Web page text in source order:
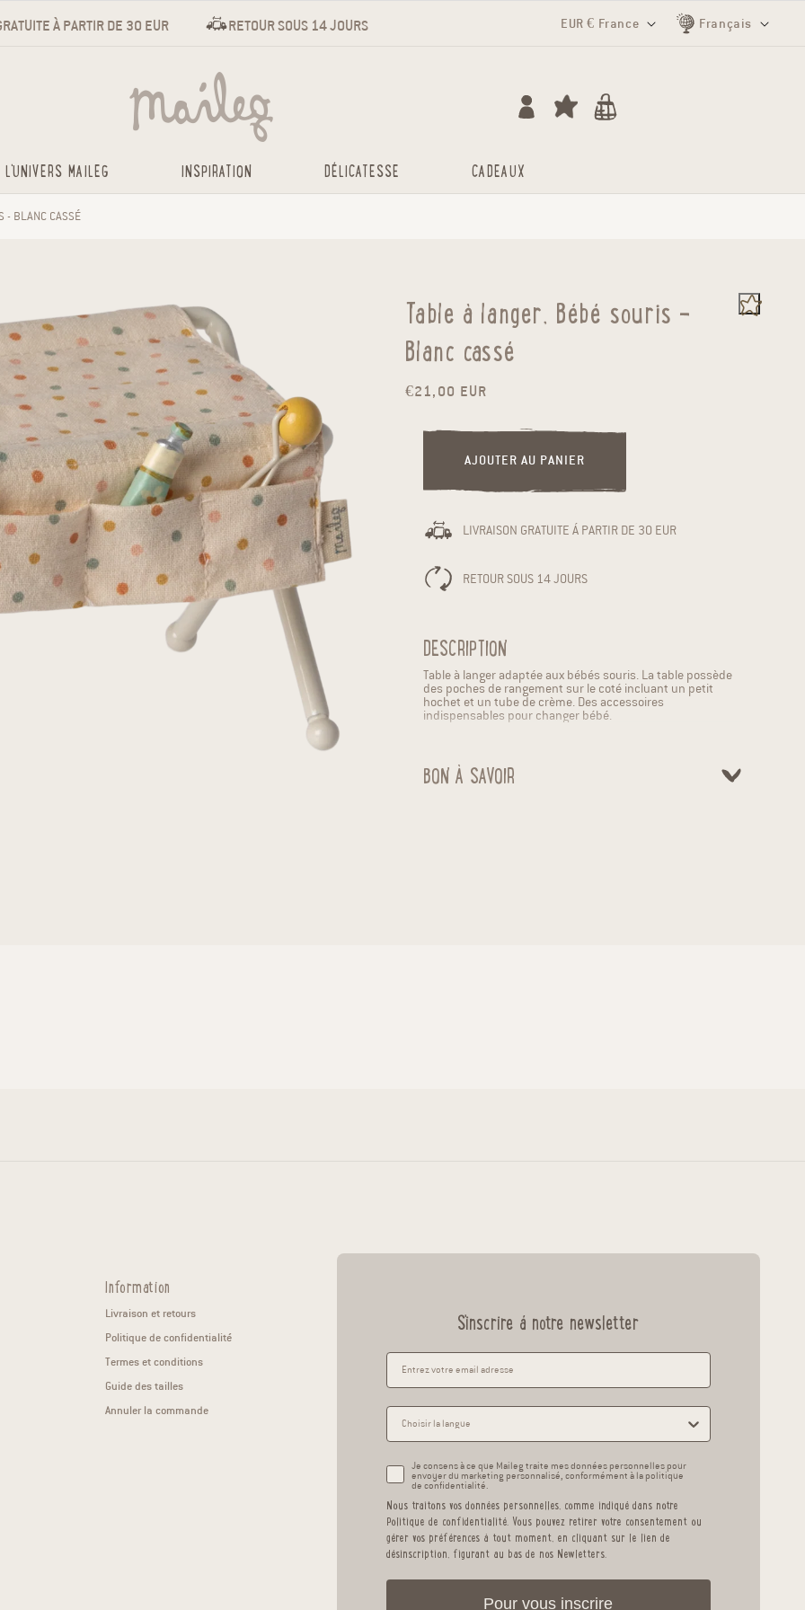
À PARTIR DE 30 EUR RETOUR SOUS 14 JOURS Pays/région
EUR € France LangueFrançais
L'UNIVERS MAILEG INSPIRATION DÉLICATESSE CADEAUX
Se connecter Chariot
- BLANC CASSÉ
Table à langer, Bébé souris -
Blanc cassé
Prix ​​habituel
€21,00 EUR
AJOUTER AU PANIER
LIVRAISON GRATUITE Á PARTIR DE 30 EUR
RETOUR SOUS 14 JOURS
DESCRIPTION
Table à langer adaptée aux bébés souris. La table possède
des poches de rangement sur le coté incluant un petit
hochet et un tube de crème. Des accessoires
indispensables pour changer bébé.
BON À SAVOIR
Information
Livraison et retours
Politique de confidentialité
Termes et conditions
Guide des tailles
Annuler la commande
S'inscrire á notre newsletter
Je consens à ce que Maileg traite mes données personnelles pour
envoyer du marketing personnalisé, conformément à la politique
de confidentialité.
Nous traitons vos données personnelles, comme indiqué dans notre
Politique de confidentialité. Vous pouvez retirer votre consentement ou
gérer vos préférences à tout moment, en cliquant sur le lien de
désinscription, figurant au bas de nos Newletters.
Pour vous inscrire